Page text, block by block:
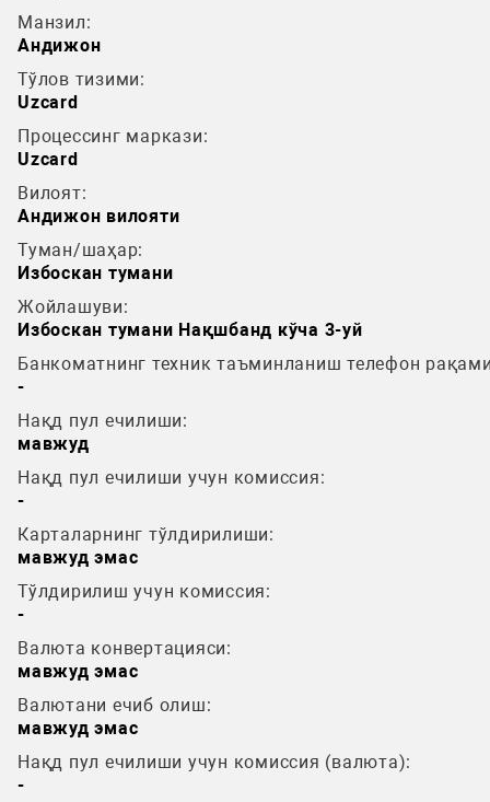
Манзил:
Андижон
Тўлов тизими:
Uzcard
Процессинг маркази:
Uzcard
Вилоят:
Андижон вилояти
Туман/шаҳар:
Избоскан тумани
Жойлашуви:
Избоскан тумани Нақшбанд кўча 3-уй
Банкоматнинг техник таъминланиш телефон
-
Нақд пул ечилиши:
мавжуд
Нақд пул ечилиши учун комиссия:
-
Карталарнинг тўлдирилиши:
мавжуд эмас
Тўлдирилиш учун комиссия:
-
Валюта конвертацияси:
мавжуд эмас
Валютани ечиб олиш:
мавжуд эмас
Нақд пул ечилиши учун комиссия (валюта):
-